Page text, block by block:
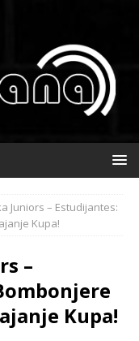
Juniors – Estudijantes:
Kupa!
–
Kupa!